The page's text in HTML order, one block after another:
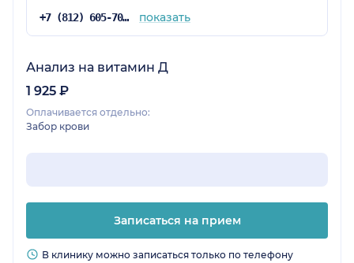
+7 (812) 605-70-81 показать
Анализ на витамин Д
1 925 ₽
Оплачивается отдельно:
Забор крови
Записаться на прием
В клинику можно записаться только по телефону